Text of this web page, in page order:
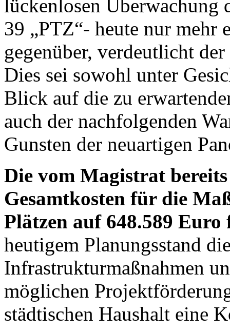
lückenlosen Überwachung
39 „PTZ“- heute nur mehr
gegenüber, verdeutlicht
Dies sei sowohl unter
Blick auf die zu
auch der nachfolgenden
Gunsten der neuartigen
Die vom Magistrat bereits
Gesamtkosten für die
Plätzen auf 648.589 Euro
heutigem Planungsstand
Infrastrukturmaßnahmen
möglichen
städtischen Haushalt eine